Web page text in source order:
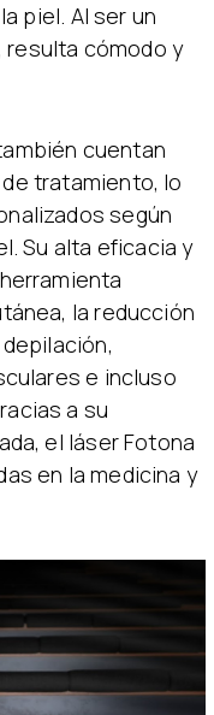
piel. Al ser un
resulta cómodo y
cuentan
tratamiento, lo
según
Su alta eficacia y
la reducción
e incluso
a su
el láser Fotona
en la medicina y